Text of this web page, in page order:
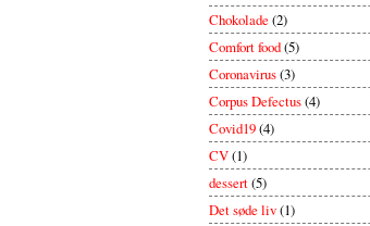
Chokolade(2)
Comfort food(5)
Coronavirus(3)
Corpus Defectus(4)
Covid19(4)
CV(1)
dessert(5)
Det søde liv(1)